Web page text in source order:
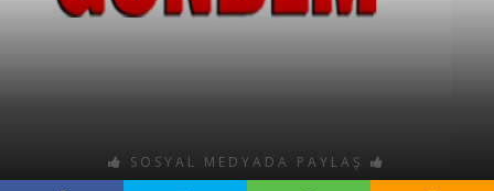
SOSYAL MEDYADA PAYLAŞ